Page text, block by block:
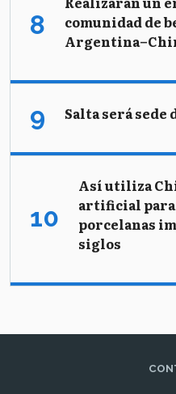
comunidad de
Salta será sede
Así utiliza
artificial
porcelanas
siglos